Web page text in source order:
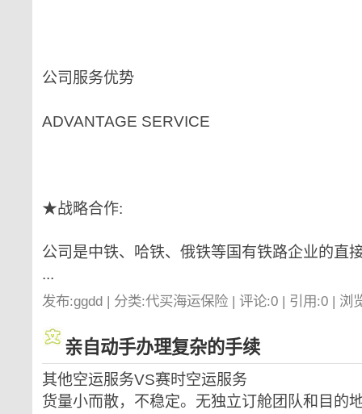
公司服务优势
ADVANTAGE SERVICE
★战略合作:
公司是中铁、哈铁、俄铁等国有铁路企业的直
...
发布:ggdd | 分类:代买海运保险 | 评论:0 | 引用:0 | 浏
亲自动手办理复杂的手续
其他空运服务VS赛时空运服务
货量小而散，不稳定。无独立订舱团队和目的